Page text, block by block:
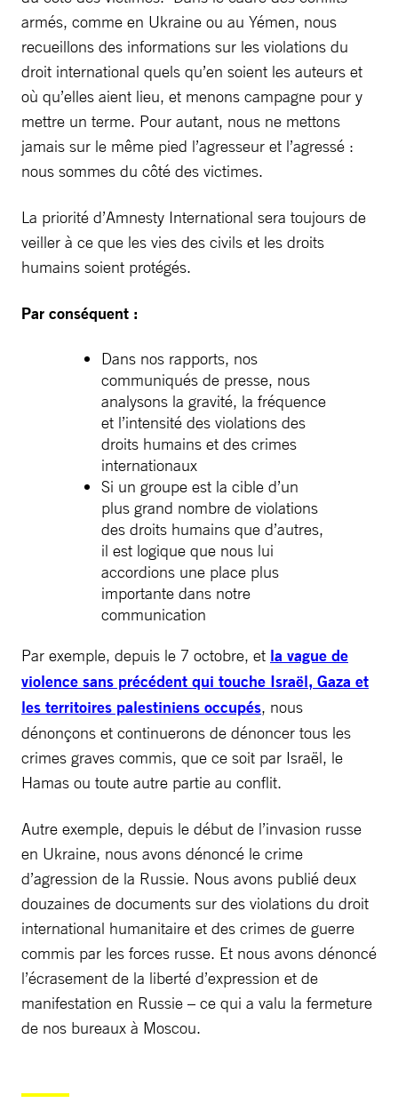
armés, comme en Ukraine ou au Yémen, nous
recueillons des informations sur les violations du
droit international quels qu’en soient les auteurs et
où qu’elles aient lieu, et menons campagne pour y
mettre un terme. Pour autant, nous ne mettons
jamais sur le même pied l’agresseur et l’agressé :
nous sommes du côté des victimes.
La priorité d’Amnesty International sera toujours de
veiller à ce que les vies des civils et les droits
humains soient protégés.
Par conséquent :
Dans nos rapports, nos
communiqués de presse, nous
analysons la gravité, la fréquence
et l’intensité des violations des
droits humains et des crimes
internationaux
Si un groupe est la cible d’un
plus grand nombre de violations
des droits humains que d’autres,
il est logique que nous lui
accordions une place plus
importante dans notre
communication
Par exemple, depuis le 7 octobre, et la vague de
violence sans précédent qui touche Israël, Gaza et
les territoires palestiniens occupés, nous
dénonçons et continuerons de dénoncer tous les
crimes graves commis, que ce soit par Israël, le
Hamas ou toute autre partie au conflit.
Autre exemple, depuis le début de l’invasion russe
en Ukraine, nous avons dénoncé le crime
d’agression de la Russie. Nous avons publié deux
douzaines de documents sur des violations du droit
international humanitaire et des crimes de guerre
commis par les forces russe. Et nous avons dénoncé
l’écrasement de la liberté d’expression et de
manifestation en Russie – ce qui a valu la fermeture
de nos bureaux à Moscou.